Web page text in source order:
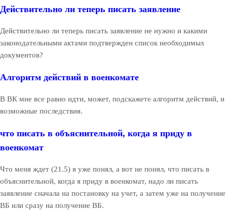
Действительно ли теперь писать заявление
Действительно ли теперь писать заявление не нужно и какими
законодательными актами подтвержден список необходимых
документов?
Алгоритм действий в военкомате
В ВК мне все равно идти, может, подскажете алгоритм действий, и
возможные последствия.
что писать в объяснительной, когда я приду в
военкомат
Что меня ждет (21.5) я уже понял, а вот не понял, что писать в
объяснительной, когда я приду в военкомат, надо ли писать
заявление сначала на постановку на учет, а затем уже на получение
ВБ или сразу на получение ВБ.